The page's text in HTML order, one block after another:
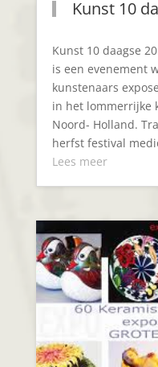
Kunst 10
Kunst 10 daagse
is een evenement
kunstenaars
in het lommerrijke
Noord- Holland.
herfst festival
Lees meer